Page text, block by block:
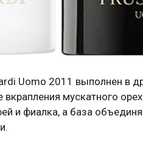
Uomo 2011 выполнен в
мускатного
и фиалка, а база